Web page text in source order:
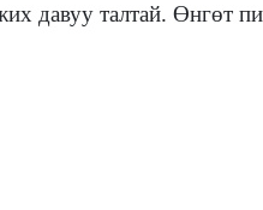
давуу талтай. Өнгөт